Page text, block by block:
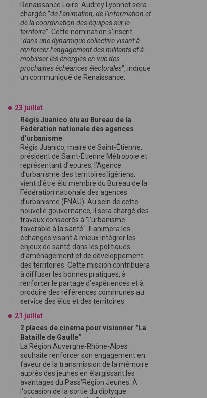
Renaissance Loire. Audrey Lyonnet sera
chargée "de l’animation, de l’information et
de la coordination des équipes sur le
territoire". Cette nomination s’inscrit
"dans une dynamique collective visant à
renforcer l’engagement des militants et à
mobiliser les énergies en vue des
prochaines échéances électorales", indique
un communiqué de Renaissance.
23 juillet
Régis Juanico élu au Bureau de la
Fédération nationale des agences
d’urbanisme
Régis Juanico, maire de Saint-Étienne,
président de Saint-Étienne Métropole et
représentant d’epures, l’Agence
d’urbanisme des territoires ligériens,
vient d'être élu membre du Bureau de la
Fédération nationale des agences
d’urbanisme (FNAU). Au sein de cette
nouvelle gouvernance, il sera chargé des
travaux consacrés à "l’urbanisme
favorable à la santé". Il animera les
échanges visant à mieux intégrer les
enjeux de santé dans les politiques
d’aménagement et de développement
des territoires. Cette mission contribuera
à diffuser les bonnes pratiques, à
renforcer le partage d’expériences et à
produire des références communes au
service des élus et des territoires.
21 juillet
2 places de cinéma pour visionner "La
Bataille de Gaulle"
La Région Auvergne-Rhône-Alpes
souhaite renforcer son engagement en
faveur de la transmission de la mémoire
auprès des jeunes en élargissant les
avantages du Pass'Région Jeunes. À
l'occasion de la sortie du diptyque